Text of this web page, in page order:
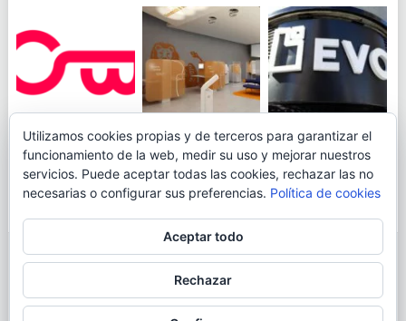
JUEGA AL
CANICÓDROMO
DIGITAL DE
OPENBANK
ING TOCA SUELO EN
LA RENTABILIDAD
DE SU CUENTA
NARANJA: 0,01% TAE
EVO BANK
PERMITIRÁ
INGRESAR DINERO
DESDE LAS OFICINAS
© 2026BLOGAHORRO.
CONTACTA CON EL AUTOR
MAPA DE LA WEB
Utilizamos cookies propias y de terceros para garantizar el
funcionamiento de la web, medir su uso y mejorar nuestros
servicios. Puede aceptar todas las cookies, rechazar las no
necesarias o configurar sus preferencias. Política de cookies
Aceptar todo
Rechazar